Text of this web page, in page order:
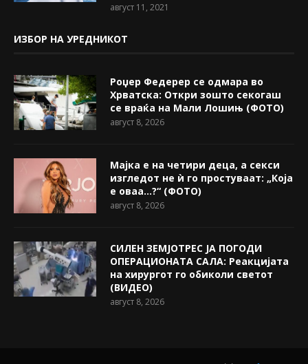
август 11, 2021
ИЗБОР НА УРЕДНИКОТ
Роџер Федерер се одмара во
Хрватска: Откри зошто секогаш
се враќа на Мали Лошињ (ФОТО)
август 8, 2026
Мајка е на четири деца, а секси
изгледот не ѝ го простуваат: „Која
е оваа…?“ (ФОТО)
август 8, 2026
СИЛЕН ЗЕМЈОТРЕС ЈА ПОГОДИ
ОПЕРАЦИОНАТА САЛА: Реакцијата
на хирургот го обиколи светот
(ВИДЕО)
август 8, 2026